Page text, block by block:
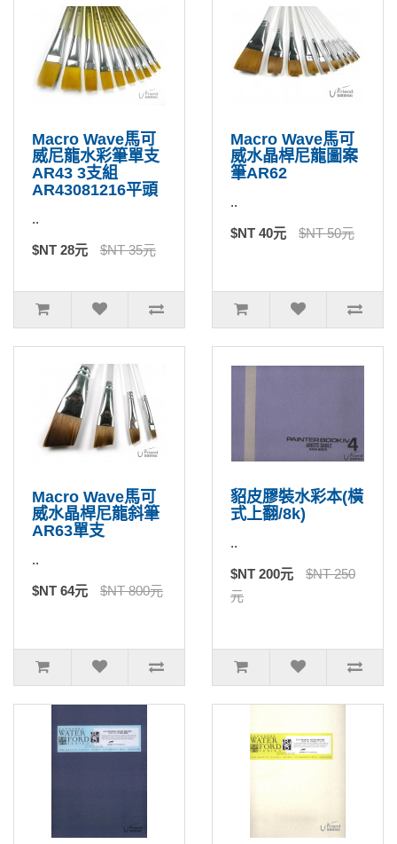
Macro Wave馬可
威尼龍水彩筆單支
AR43 3支組
AR43081216平頭
..
$NT 28元 $NT 35元
Macro Wave馬可
威水晶桿尼龍圖案
筆AR62
..
$NT 40元 $NT 50元
Macro Wave馬可
威水晶桿尼龍斜筆
AR63單支
..
$NT 64元 $NT 800元
貂皮膠裝水彩本(橫
式上翻/8k)
..
$NT 200元
$NT 250
元